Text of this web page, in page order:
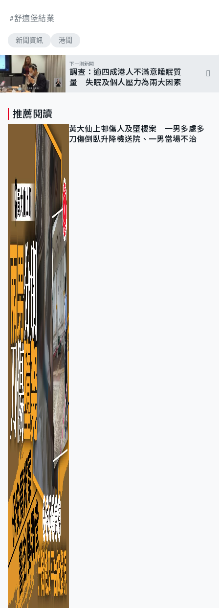
舒適堡結業
新聞資訊 港聞
下一則新聞
調查：逾四成港人不滿意睡眠質
量 失眠及個人壓力為兩大因素
推薦閱讀
黃大仙上邨傷人及墮樓案 一男多處多
刀傷倒臥升降機送院、一男當場不治